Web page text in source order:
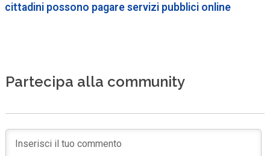
cittadini possono pagare servizi pubblici online
Partecipa alla community